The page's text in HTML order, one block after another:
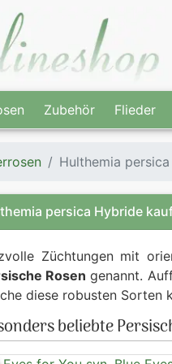
Zubehör Flieder
Hulthemia
persica Hybride
Züchtungen mit
Rosen genannt.
diese robusten Sorten
beliebte